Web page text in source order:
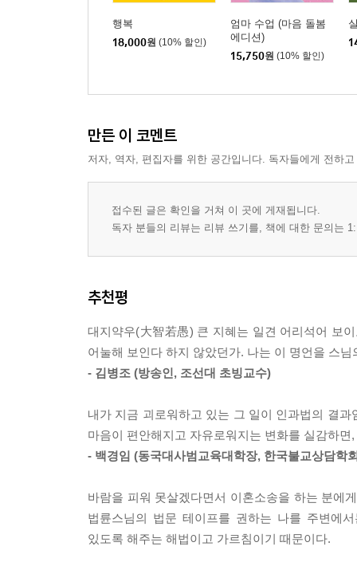
행복
18,000원 (10% 할인)
엄마 수업 (마음 돌봄
에디션)
15,750원 (10% 할인)
만든 이 코멘트
저자, 역자, 편집자를 위한 공간입니다. 독자들에게 전하
접수된 글은 확인을 거쳐 이 곳에 게재됩니다.
독자 분들의 리뷰는 리뷰 쓰기를, 책에 대한 문의는
추천평
대지약우(大智若愚) 큰 지혜는 일견 어리석어 보
어눌해 보인다 하지 않았던가. 나는 이 명언을 스
- 김병조 (방송인, 조선대 초빙교수)
내가 지금 괴로워하고 있는 그 일이 인과법의 결
마음이 편안해지고 자유로워지는 변화를 실감하
- 백경임 (동국대사범교육대학장, 한국불교상담학
바람을 피워 못살겠다면서 이혼소송을 하는 분에
법륜스님의 법문 테이프를 권하는 나를 주변에
있도록 해주는 해법이고 가르침이기 때문이다.